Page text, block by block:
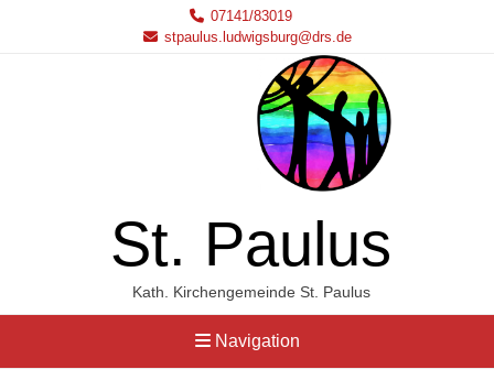
07141/83019
stpaulus.ludwigsburg@drs.de
St. Paulus
Kath. Kirchengemeinde St. Paulus
Navigation